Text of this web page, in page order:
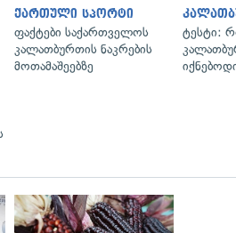
ქართული სპორტი
ფაქტები საქართველოს
კალათბურთის ნაკრების
მოთამაშეებზე
ტესტი: